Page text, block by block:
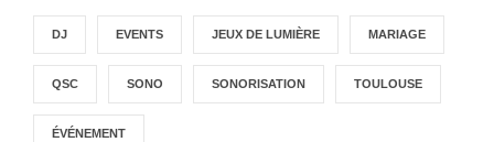
DJ EVENTS JEUX DE LUMIÈRE MARIAGE
QSC SONO SONORISATION TOULOUSE
ÉVÉNEMENT